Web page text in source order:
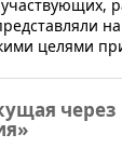
целями
через